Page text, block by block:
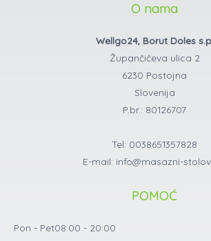
O nama
Wellgo24, Borut Doles
Župančičeva ulica 2
6230 Postojna
Slovenija
P.br.: 80126707
Tel: 0038651357828
E-mail: info@masazni-
POMOĆ
Pon - Pet08:00 - 20:00